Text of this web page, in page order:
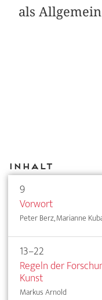
als
Inhalt
9
Vorwort
Peter Berz, Marianne
13–22
Regeln der
Kunst
Markus Arnold